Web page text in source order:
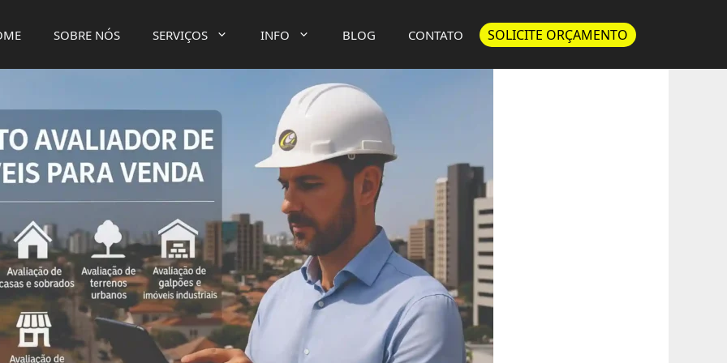
SOBRE NÓS SERVIÇOS INFO BLOG CONTATO SOLICITE ORÇAMENTO